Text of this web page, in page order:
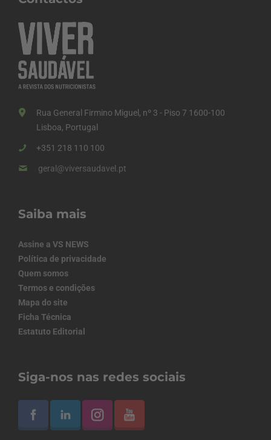
Rua General Firmino Miguel, nº 3 - Piso 7 1600-100
Lisboa, Portugal
+351 218 110 100
geral@viversaudavel.pt
Saiba mais
Assine a VS NEWS
Política de privacidade
Quem somos
Termos e condições
Mapa do site
Ficha Técnica
Estatuto Editorial
Siga-nos nas redes sociais